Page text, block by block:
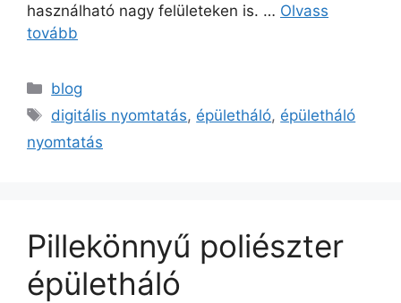
használható nagy felületeken is. … Olvass
tovább
blog
digitális nyomtatás, épületháló, épületháló
nyomtatás
Pillekönnyű poliészter
épületháló